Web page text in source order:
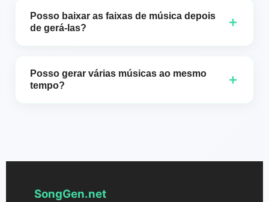
diretamente do seu navegador, sem downloads ou
assinaturas.
ferramenta remove todas as barreiras, permitindo
você em casa ou em movimento.
gratuitamente. Não há taxas ocultas e não é
necessário fazer login para começar a usar o
Posso baixar as faixas de música depois
de gerá-las?
+
poderá baixar a faixa no formato de sua
preferência.
Posso gerar várias músicas ao mesmo
tempo?
+
SongGen.net